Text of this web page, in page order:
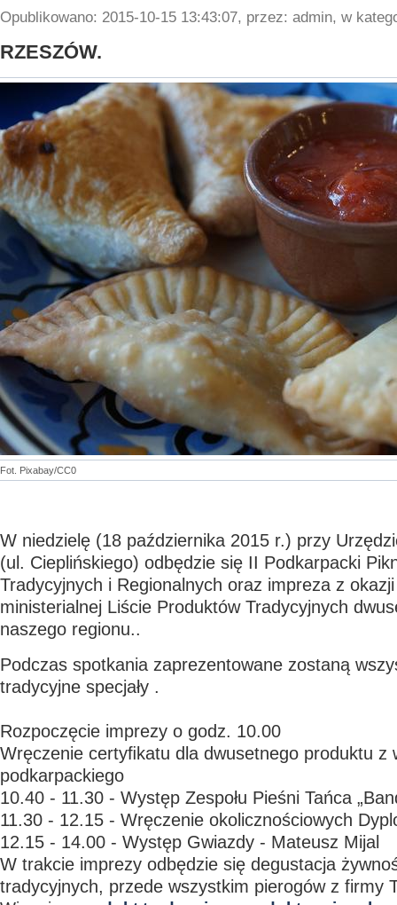
Opublikowano: 2015-10-15 13:43:07, przez: admin, w
RZESZÓW.
Fot. Pixabay/CC0
W niedzielę (18 października 2015 r.) przy
(ul. Cieplińskiego) odbędzie się II Podkarpacki
Tradycyjnych i Regionalnych oraz impreza z
ministerialnej Liście Produktów Tradycyjnych
naszego regionu..
Podczas spotkania zaprezentowane zostaną
tradycyjne specjały .
Rozpoczęcie imprezy o godz. 10.00
Wręczenie certyﬁkatu dla dwusetnego produktu z
podkarpackiego
10.40 - 11.30 - Występ Zespołu Pieśni Tańca
11.30 - 12.15 - Wręczenie okolicznościowych
12.15 - 14.00 - Występ Gwiazdy - Mateusz Mijal
W trakcie imprezy odbędzie się degustacja
tradycyjnych, przede wszystkim pierogów z firmy